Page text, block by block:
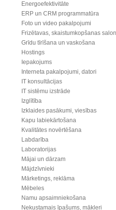
Energoefektivitāte
ERP un CRM programmatūra
Foto un video pakalpojumi
Frizētavas, skaistumkopšanas
Grīdu tīrīšana un vaskošana
Hostings
Iepakojums
Interneta pakalpojumi, datori
IT konsultācijas
IT sistēmu izstrāde
Izglītība
Izklaides pasākumi, viesības
Kapu labiekārtošana
Kvalitātes novērtēšana
Labdarība
Laboratorijas
Mājai un dārzam
Mājdzīvnieki
Mārketings, reklāma
Mēbeles
Namu apsaimniekošana
Nekustamais īpašums, mākleri